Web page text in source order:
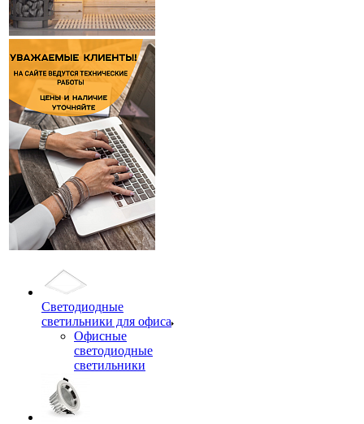
Светодиодные
светильники для офиса
Офисные
светодиодные
светильники